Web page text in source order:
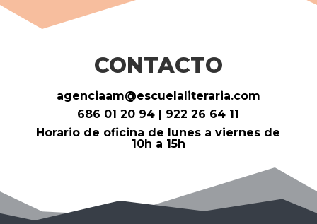
CONTACTO
agenciaam@escuelaliteraria.com
686 01 20 94 | 922 26 64 11
Horario de oficina de lunes a viernes de
10h a 15h